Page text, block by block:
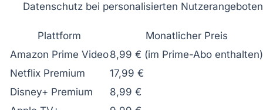
Datenschutz bei personalisierten Nutzerangeboten
Plattform
Monatlicher Preis
Amazon Prime Video8,99 € (im Prime-Abo enthalten)
Netflix Premium
17,99 €
Disney+ Premium
8,99 €